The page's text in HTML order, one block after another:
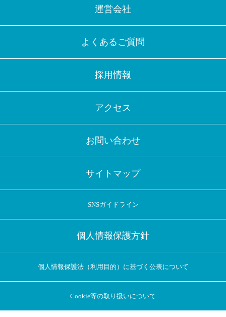
運営会社
よくあるご質問
採用情報
アクセス
お問い合わせ
サイトマップ
SNSガイドライン
個人情報保護方針
個人情報保護法（利用目的）に基づく公表について
Cookie等の取り扱いについて